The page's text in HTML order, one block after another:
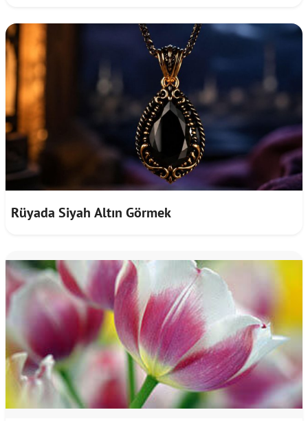
Rüyada Siyah Altın Görmek